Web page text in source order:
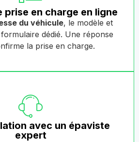
prise en charge en ligne
du véhicule, le modèle et
dédié. Une réponse
la prise en charge.
avec un épaviste
expert